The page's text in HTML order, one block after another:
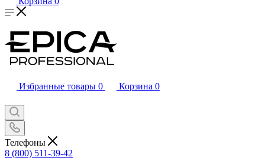
Избранные товары 0 Корзина 0
Телефоны
8 (800) 511-39-42